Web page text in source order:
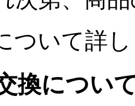
ついて詳
換につい